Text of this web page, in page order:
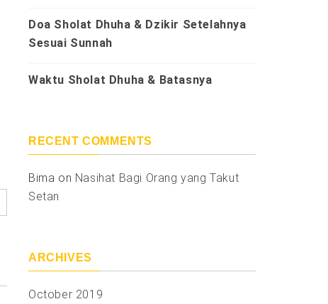
Doa Sholat Dhuha & Dzikir Setelahnya
Sesuai Sunnah
Waktu Sholat Dhuha & Batasnya
RECENT COMMENTS
Bima on Nasihat Bagi Orang yang Takut
Setan
ARCHIVES
October 2019